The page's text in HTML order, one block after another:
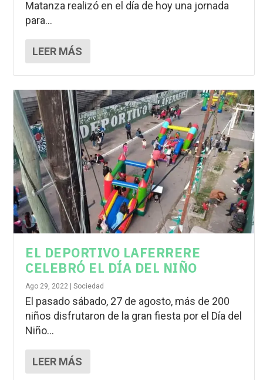
Matanza realizó en el día de hoy una jornada
para...
LEER MÁS
EL DEPORTIVO LAFERRERE
CELEBRÓ EL DÍA DEL NIÑO
Ago 29, 2022 |Sociedad
El pasado sábado, 27 de agosto, más de 200
niños disfrutaron de la gran fiesta por el Día del
Niño...
LEER MÁS